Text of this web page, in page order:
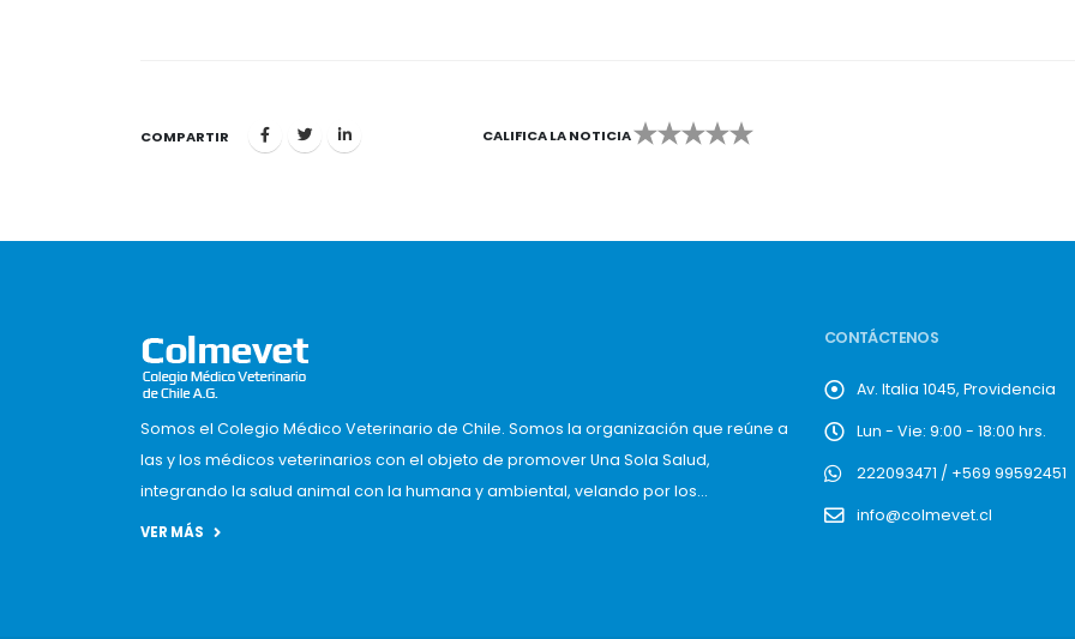
COMPARTIR CALIFICA LA NOTICIA
1 2 3 4 5
Somos el Colegio Médico Veterinario de Chile. Somos la organización que reúne a
las y los médicos veterinarios con el objeto de promover Una Sola Salud,
integrando la salud animal con la humana y ambiental, velando por los...
VER MÁS
CONTÁCTENOS
Av. Italia 1045, Providencia
Lun - Vie: 9:00 - 18:00 hrs.
222093471 / +569 99592451
info@colmevet.cl